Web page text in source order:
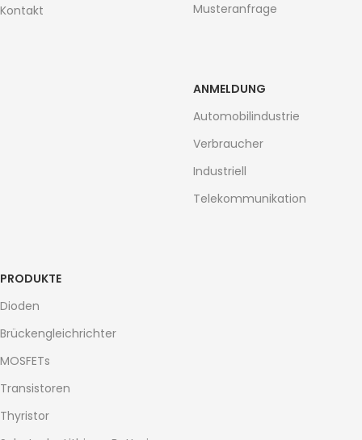
Kontakt
Musteranfrage
ANMELDUNG
Automobilindustrie
Verbraucher
Industriell
Telekommunikation
PRODUKTE
Dioden
Brückengleichrichter
MOSFETs
Transistoren
Thyristor